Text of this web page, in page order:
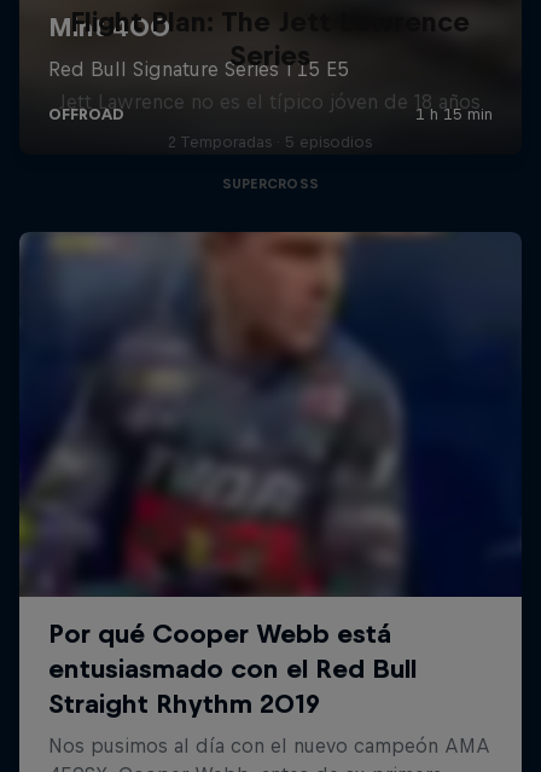
Flight Plan: The Jett Lawrence
Series
Jett Lawrence no es el típico jóven de 18 años
2 Temporadas · 5 episodios
SUPERCROSS